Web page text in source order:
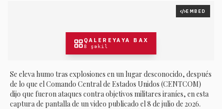
QALEREYAYA BAX
8 şəkil
EMBED
Se eleva humo tras explosiones en un lugar desconocido, después
de lo que el Comando Central de Estados Unidos (CENTCOM)
dijo que fueron ataques contra objetivos militares iraníes, en esta
captura de pantalla de un video publicado el 8 de julio de 2026.